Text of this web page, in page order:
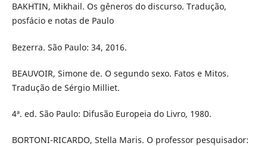
BAKHTIN, Mikhail. Os gêneros do discurso. Tradução,
posfácio e notas de Paulo
Bezerra. São Paulo: 34, 2016.
BEAUVOIR, Simone de. O segundo sexo. Fatos e Mitos.
Tradução de Sérgio Milliet.
4ª. ed. São Paulo: Difusão Europeia do Livro, 1980.
BORTONI-RICARDO, Stella Maris. O professor pesquisador: